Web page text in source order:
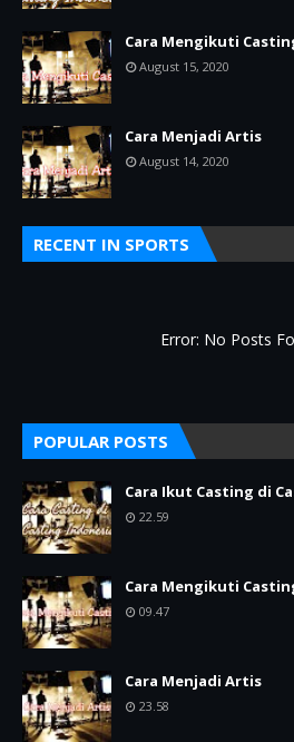
Cara Mengikuti
August 15, 2020
Cara Menjadi Artis
August 14, 2020
RECENT IN SPORTS
Error: No Posts
POPULAR POSTS
Cara Ikut Casting di
22.59
Cara Mengikuti
09.47
Cara Menjadi Artis
23.58